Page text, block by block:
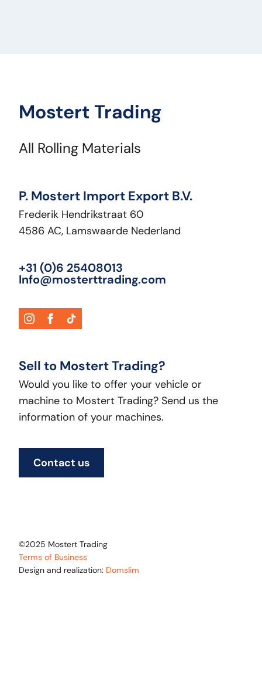
Mostert Trading
All Rolling Materials
P. Mostert Import Export B.V.
Frederik Hendrikstraat 60
4586 AC, Lamswaarde Nederland
+31 (0)6 25408013
Info@mosterttrading.com
Sell to Mostert Trading?
Would you like to offer your vehicle or
machine to Mostert Trading? Send us the
information of your machines.
Contact us
©2025 Mostert Trading
Terms of Business
Design and realization: Domslim